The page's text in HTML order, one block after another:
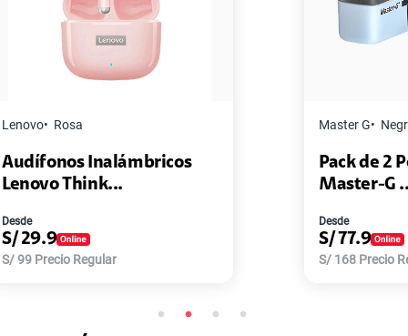
Pack de 2 Power Bank Mini
Master-G ...